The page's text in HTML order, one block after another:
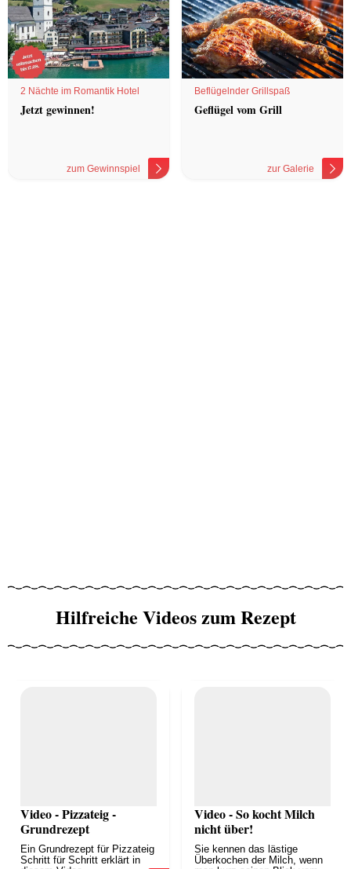
2 Nächte im Romantik Hotel
Jetzt gewinnen!
zum Gewinnspiel
Beflügelnder Grillspaß
Geflügel vom Grill
zur Galerie
Hilfreiche Videos zum Rezept
Video - Pizzateig -
Grundrezept
Ein Grundrezept für Pizzateig
Schritt für Schritt erklärt in
Video - So kocht Milch
nicht über!
Sie kennen das lästige
Überkochen der Milch, wenn